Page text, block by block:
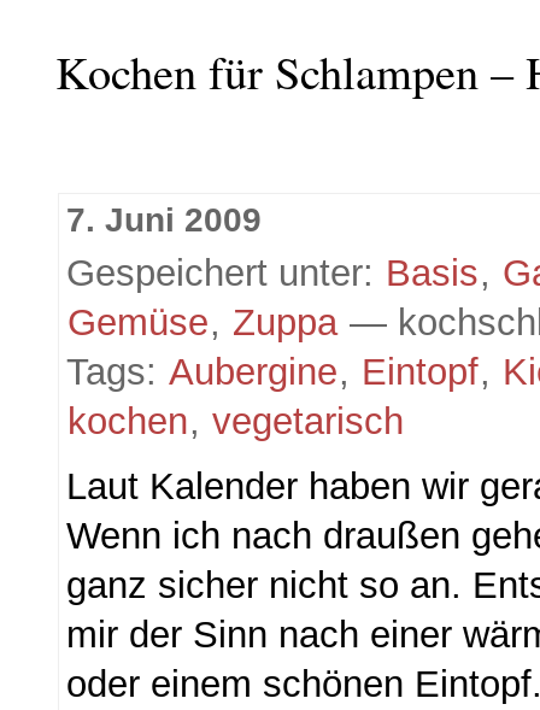
Kochen für Schlampen
7. Juni 2009
Gespeichert unter: Basis,
Gemüse, Zuppa —
Tags: Aubergine, Eintopf,
kochen, vegetarisch
Laut Kalender haben wir
Wenn ich nach draußen
ganz sicher nicht so an.
mir der Sinn nach einer
oder einem schönen